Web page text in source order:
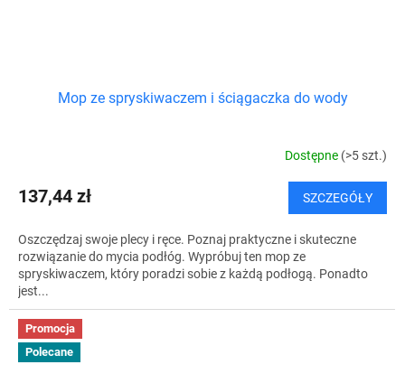
Mop ze spryskiwaczem i ściągaczka do wody
Dostępne (>5 szt.)
137,44 zł SZCZEGÓŁY
Oszczędzaj swoje plecy i ręce. Poznaj praktyczne i skuteczne
rozwiązanie do mycia podłóg. Wypróbuj ten mop ze
spryskiwaczem, który poradzi sobie z każdą podłogą. Ponadto
jest...
Promocja
Polecane